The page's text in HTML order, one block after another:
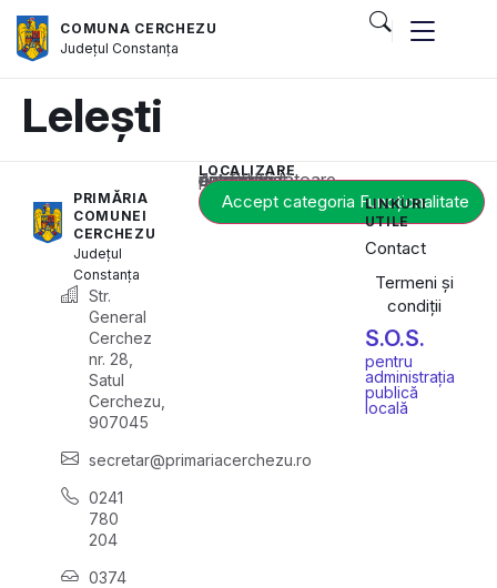
COMUNA CERCHEZU
JudețulConstanța
Lelești
PRIMĂRIA
COMUNEI
CERCHEZU
Județul
Constanța
Str.
General
Cerchez
nr. 28,
Satul
Cerchezu,
907045
secretar@primariacerchezu.ro
0241
780
204
0374
LOCALIZARE
Acest conținut este blocat până când acceptați categoria corespunzătoare de cookie-uri.
Accept categoria Funcționalitate
LINKURI
UTILE
Contact
Termeni și
condiții
S.O.S.
pentru
administrația
publică
locală